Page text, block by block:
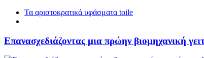
Τα αριστοκρατικά υφάσματα toile
Επανασχεδιάζοντας μια πρώην βιομηχανική